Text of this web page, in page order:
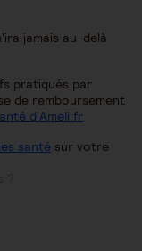
jamais au-delà
pratiqués par
de remboursement
d'Ameli.fr
santé sur votre